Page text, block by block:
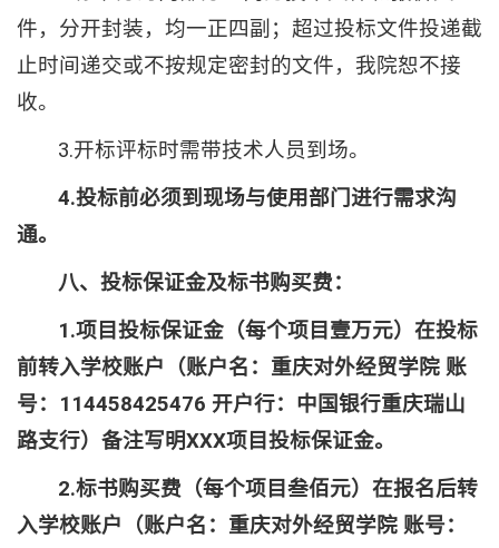
件，分开封装，均一正四副；超过投标文件投递截
止时间递交或不按规定密封的文件，我院恕不接
收。
3.开标评标时需带技术人员到场。
4.投标前必须到现场与使用部门进行需求沟
通。
八、投标保证金及标书购买费：
1.项目投标保证金（每个项目壹万元）在投标
前转入学校账户（账户名：重庆对外经贸学院 账
号：114458425476 开户行：中国银行重庆瑞山
路支行）备注写明XXX项目投标保证金。
2.标书购买费 （每个项目叁佰元）在报名后转
入学校账户（账户名：重庆对外经贸学院 账号：